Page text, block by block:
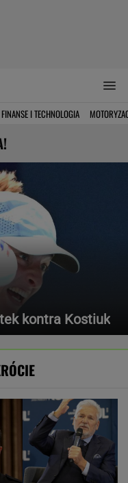
FINANSE I TECHNOLOGIA
kontra Kostiuk